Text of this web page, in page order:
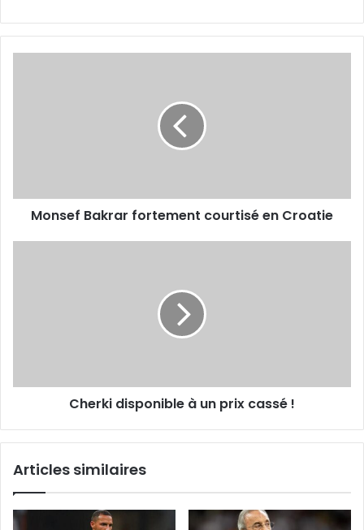
Monsef Bakrar fortement courtisé en Croatie
Cherki disponible à un prix cassé !
Articles similaires